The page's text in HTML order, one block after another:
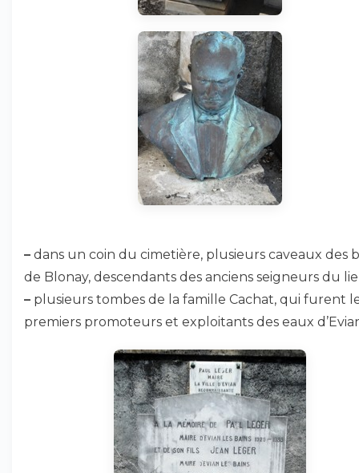
– dans un coin du cimetière, plusieurs caveaux des
de Blonay, descendants des anciens seigneurs du
– plusieurs tombes de la famille Cachat, qui furent
premiers promoteurs et exploitants des eaux